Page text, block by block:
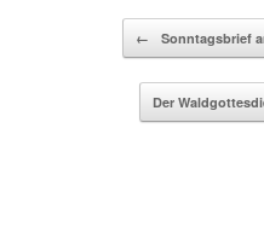
Beitragsnavigation
← Sonntagsbrief
Der